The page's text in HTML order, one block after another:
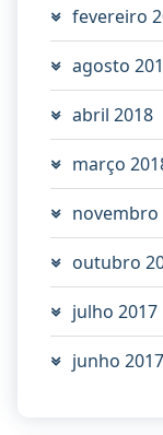
fevereiro
agosto
abril 2018
março
novembro
outubro
julho 2017
junho 2017